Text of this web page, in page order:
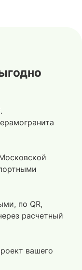
по QR,
расчетный
вашего